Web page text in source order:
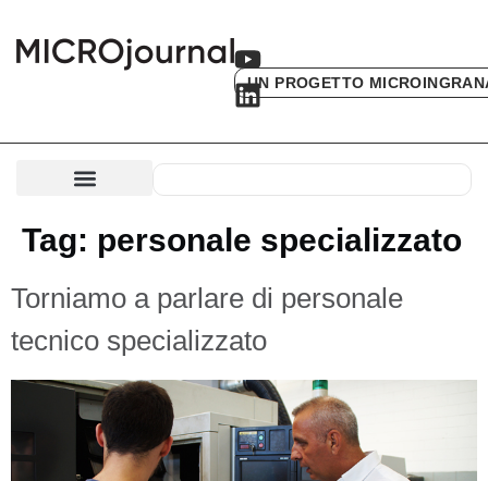
UN PROGETTO
Tag: personale specializzato
Torniamo a parlare di personale
tecnico specializzato